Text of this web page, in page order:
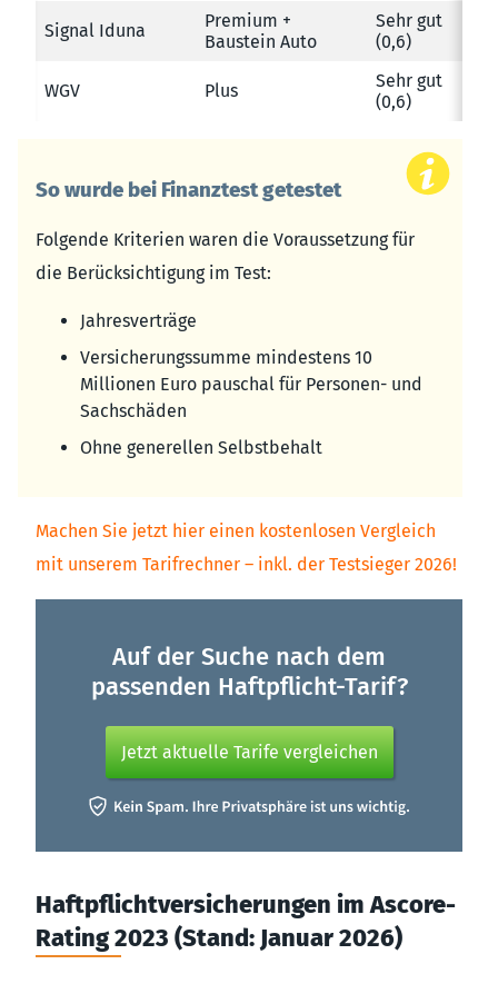
Signal Iduna
Premium +
Baustein Auto
Sehr gut
(0,6)
WGV Plus
Sehr gut
(0,6)
So wurde bei Finanztest getestet
Folgende Kriterien waren die Voraussetzung für
die Berücksichtigung im Test:
Jahresverträge
Versicherungssumme mindestens 10
Millionen Euro pauschal für Personen- und
Sachschäden
Ohne generellen Selbstbehalt
Machen Sie jetzt hier einen kostenlosen Vergleich
mit unserem Tarifrechner – inkl. der Testsieger 2026!
Auf der Suche nach dem
passenden Haftpflicht-Tarif?
Jetzt aktuelle Tarife vergleichen
Haftpflichtversicherungen im Ascore-
Rating 2023 (Stand: Januar 2026)